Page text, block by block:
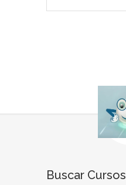
Buscar Cursos